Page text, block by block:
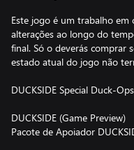
Este jogo é um trabalho
alterações ao longo do
final. Só o deverás comprar
estado atual do jogo não
DUCKSIDE Special Duck-
DUCKSIDE (Game Preview)
Pacote de Apoiador